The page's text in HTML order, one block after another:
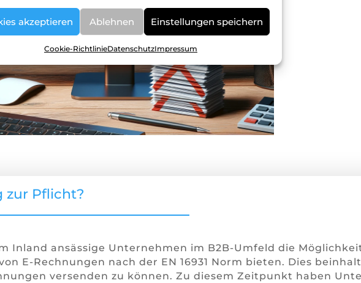
akzeptieren Ablehnen Einstellungen speichern
Cookie-RichtlinieDatenschutzImpressum
zur Pflicht?
Inland ansässige Unternehmen im B2B-Umfeld die
E-Rechnungen nach der EN 16931 Norm bieten. Dies
versenden zu können. Zu diesem Zeitpunkt haben